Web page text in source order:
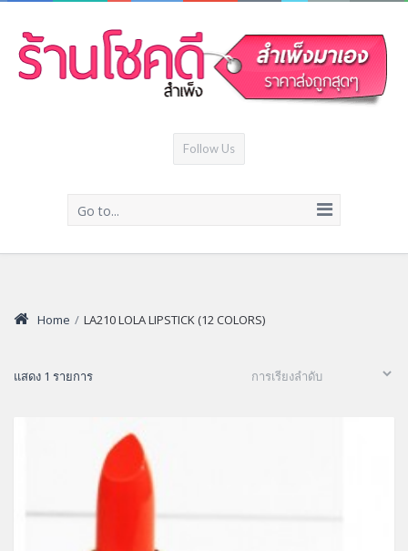
Follow Us
Go to...
Home / LA210 LOLA LIPSTICK (12 COLORS)
แสดง 1 รายการ